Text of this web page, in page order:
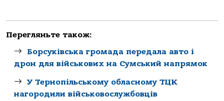
Перегляньте також:
Борсуківська громада передала авто і
дрон для військових на Сумський напрямок
У Тернопільському обласному ТЦК
нагородили військовослужбовців